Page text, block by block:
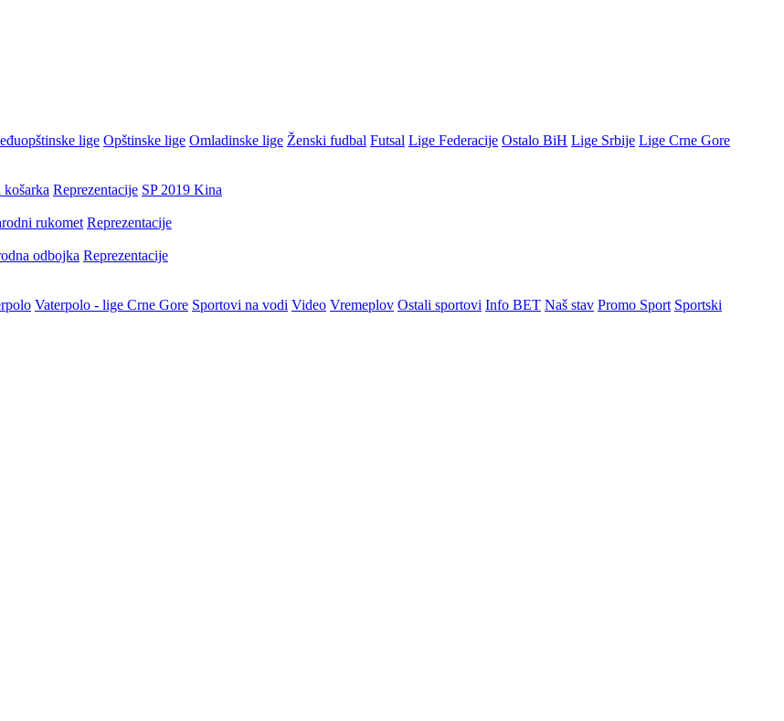
lige Opštinske lige Omladinske lige Ženski fudbal Futsal Lige Federacije Ostalo BiH Lige Srbije Lige Crne Gore
košarka Reprezentacije SP 2019 Kina
rukomet Reprezentacije
odbojka Reprezentacije
Vaterpolo - lige Crne Gore Sportovi na vodi Video Vremeplov Ostali sportovi Info BET Naš stav Promo Sport Sportski